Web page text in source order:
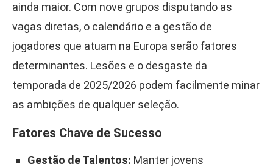
ainda maior. Com nove grupos disputando as
vagas diretas, o calendário e a gestão de
jogadores que atuam na Europa serão fatores
determinantes. Lesões e o desgaste da
temporada de 2025/2026 podem facilmente minar
as ambições de qualquer seleção.
Fatores Chave de Sucesso
Gestão de Talentos: Manter jovens